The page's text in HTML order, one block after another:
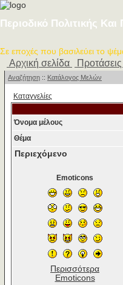
Περιοδικό Πολιτικής
Σε εποχές που βασιλεύει το
Αρχική σελίδα Προτάσεις
Αναζήτηση :: Κατάλογος Μελών
Καταγγελίες
Όνομα μέλους
Θέμα
Περιεχόμενο
Emoticons
Περισσότερα
Emoticons